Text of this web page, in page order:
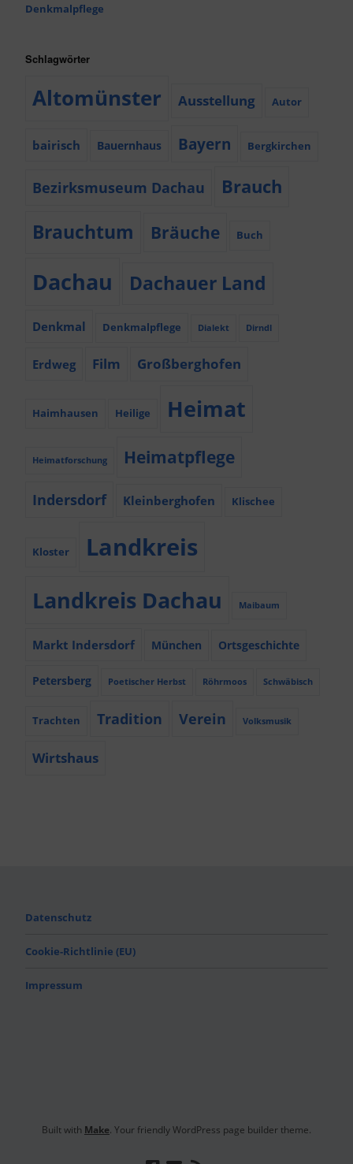
Denkmalpflege
Schlagwörter
Altomünster Ausstellung Autor
bairisch Bauernhaus Bayern Bergkirchen
Bezirksmuseum Dachau Brauch
Brauchtum Bräuche Buch
Dachau Dachauer Land
Denkmal Denkmalpflege Dialekt Dirndl
Erdweg Film Großberghofen
Haimhausen Heilige Heimat
Heimatforschung Heimatpflege
Indersdorf Kleinberghofen Klischee
Kloster Landkreis
Landkreis Dachau Maibaum
Markt Indersdorf München Ortsgeschichte
Petersberg Poetischer Herbst Röhrmoos Schwäbisch
Trachten Tradition Verein Volksmusik
Wirtshaus
Datenschutz
Cookie-Richtlinie (EU)
Impressum
Built with Make. Your friendly WordPress page builder theme.